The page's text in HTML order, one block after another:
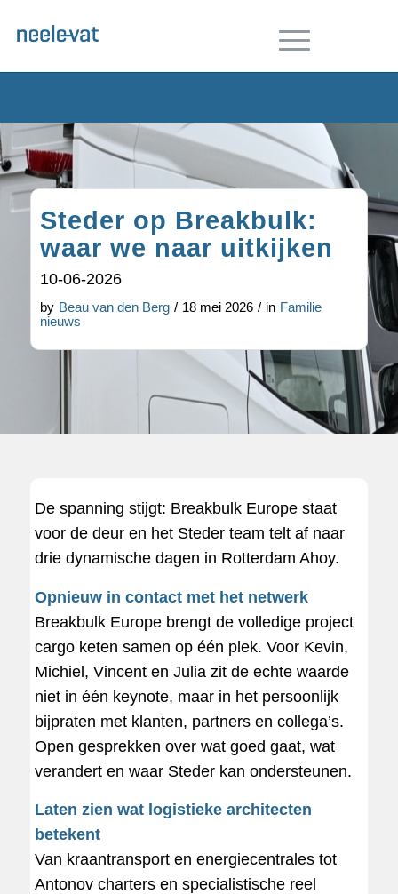
Steder op Breakbulk:
waar we naar uitkijken
10-06-2026
by Beau van den Berg / 18 mei 2026 / in Familie
nieuws
De spanning stijgt: Breakbulk Europe staat
voor de deur en het Steder team telt af naar
drie dynamische dagen in Rotterdam Ahoy.
Opnieuw in contact met het netwerk
Breakbulk Europe brengt de volledige project
cargo keten samen op één plek. Voor Kevin,
Michiel, Vincent en Julia zit de echte waarde
niet in één keynote, maar in het persoonlijk
bijpraten met klanten, partners en collega’s.
Open gesprekken over wat goed gaat, wat
verandert en waar Steder kan ondersteunen.
Laten zien wat logistieke architecten
betekent
Van kraantransport en energiecentrales tot
Antonov charters en specialistische reel